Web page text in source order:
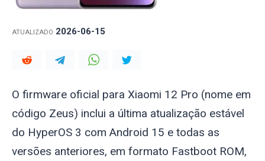
ATUALIZADO 2026-06-15
O firmware oficial para Xiaomi 12 Pro (nome em
código Zeus) inclui a última atualização estável
do HyperOS 3 com Android 15 e todas as
versões anteriores, em formato Fastboot ROM,